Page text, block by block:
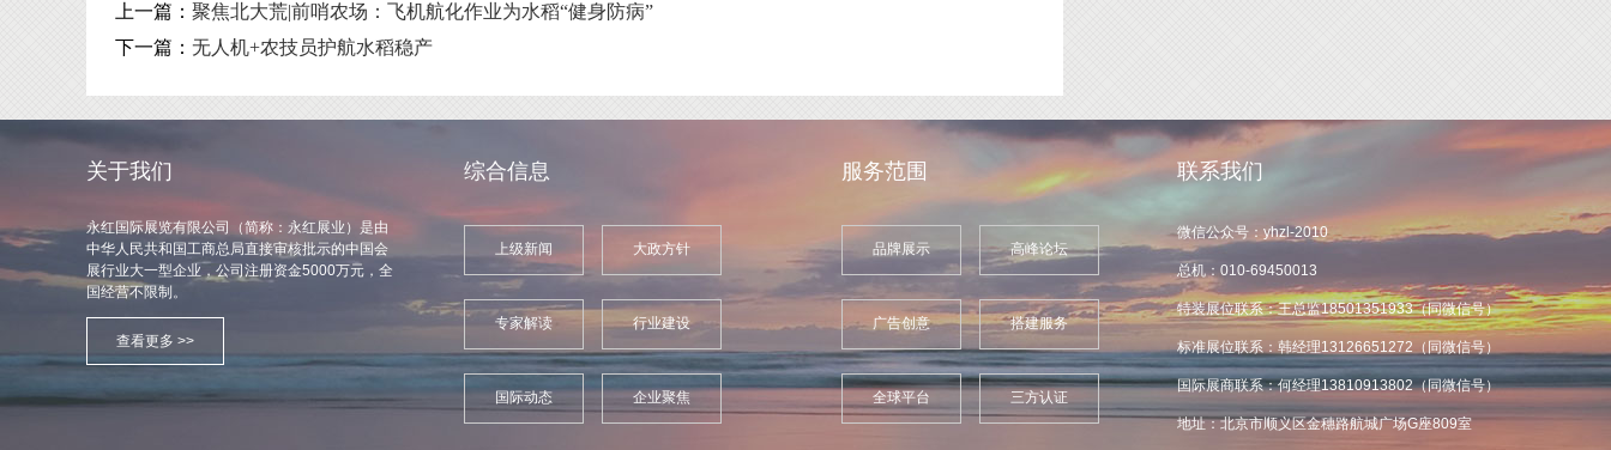
上一篇：聚焦北大荒|前哨农场：飞机航化作业为水稻“健身防病”
下一篇：无人机+农技员护航水稻稳产
关于我们
永红国际展览有限公司（简称：永红展业）是由
中华人民共和国工商总局直接审核批示的中国会
展行业大一型企业，公司注册资金5000万元，全
国经营不限制。
查看更多 >>
综合信息
上级新闻 大政方针
专家解读 行业建设
国际动态 企业聚焦
服务范围
品牌展示 高峰论坛
广告创意 搭建服务
全球平台 三方认证
联系我们
微信公众号：yhzl-2010
总机：010-69450013
特装展位联系：王总监18501351933（同微信号）
标准展位联系：韩经理13126651272（同微信号）
国际展商联系：何经理13810913802（同微信号）
地址：北京市顺义区金穗路航城广场G座809室